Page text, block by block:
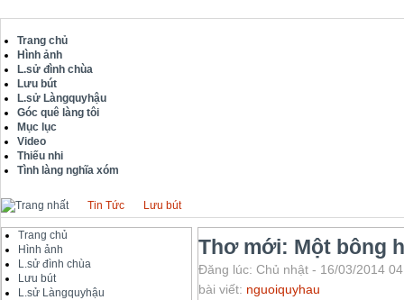
Trang chủ
Hình ảnh
L.sử đình chùa
Lưu bút
L.sử Làngquyhậu
Góc quê làng tôi
Mục lục
Video
Thiếu nhi
Tình làng nghĩa xóm
Tin Tức Lưu bút
Trang chủ
Hình ảnh
L.sử đình chùa
Lưu bút
L.sử Làngquyhậu
Thơ mới: Một bông
Đăng lúc: Chủ nhật - 16/03/2014
bài viết: nguoiquyhau